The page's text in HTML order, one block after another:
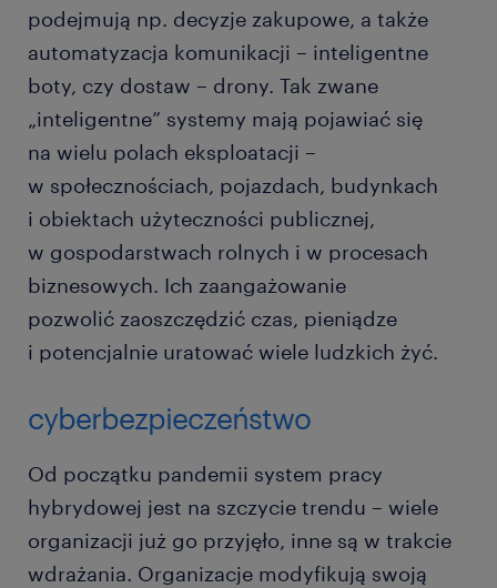
podejmują np. decyzje zakupowe, a także
automatyzacja komunikacji – inteligentne
boty, czy dostaw – drony. Tak zwane
„inteligentne” systemy mają pojawiać się
na wielu polach eksploatacji –
w społecznościach, pojazdach, budynkach
i obiektach użyteczności publicznej,
w gospodarstwach rolnych i w procesach
biznesowych. Ich zaangażowanie
pozwolić zaoszczędzić czas, pieniądze
i potencjalnie uratować wiele ludzkich żyć.
cyberbezpieczeństwo
Od początku pandemii system pracy
hybrydowej jest na szczycie trendu – wiele
organizacji już go przyjęło, inne są w trakcie
wdrażania. Organizacje modyfikują swoją